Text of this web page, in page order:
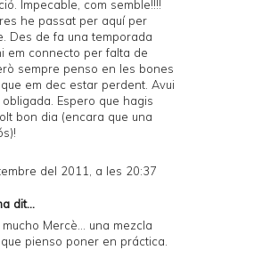
Impecable, com semble!!!!
he passat per aquí per
Des de fa una temporada
em connecto per falta de
sempre penso en les bones
em dec estar perdent. Avui
Espero que hagis
bon dia (encara que una
del 2011, a les 20:37
dit...
Mercè... una mezcla
pienso poner en práctica.